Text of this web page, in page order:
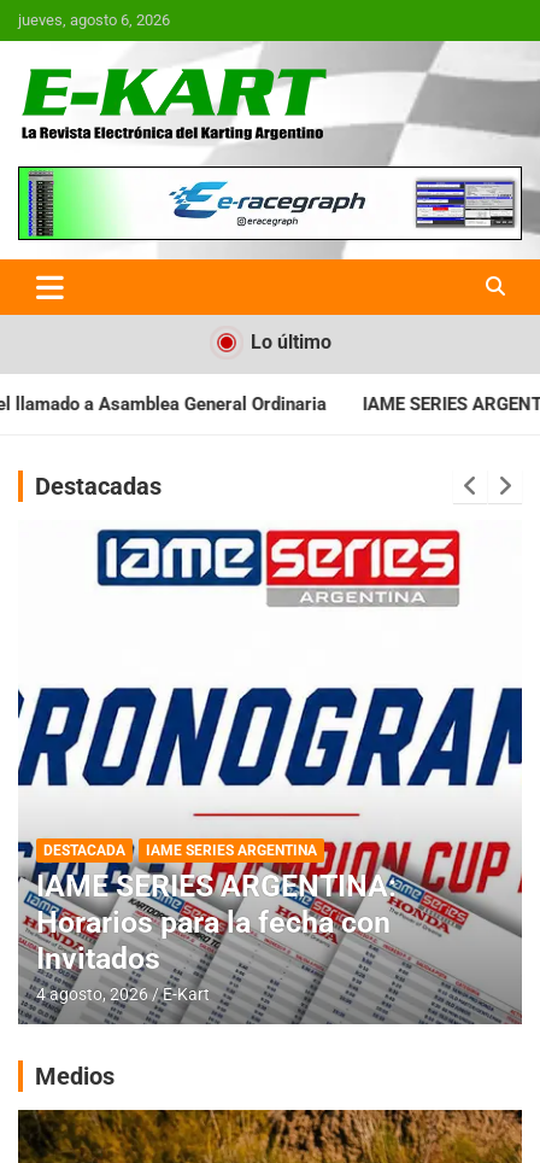
Saltar
al
jueves, agosto 6, 2026
E-Kart.com.ar | La Revista
Electrónica del Karting en
Argentina
Lo último
IAME SERIES ARGENTINA: Baradero recibe la
Destacadas
DESTACADA IAME SERIES ARGENTINA
IAME SERIES ARGENTINA:
Horarios para la fecha con
Invitados
4 agosto, 2026 E-Kart
Medios